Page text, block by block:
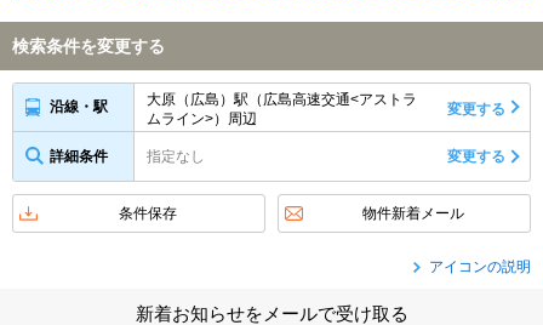
検索条件を変更する
沿線・駅
大原（広島）駅（広島高速交通<アストラ
ムライン>）周辺
変更する
詳細条件 指定なし 変更する
条件保存 物件新着メール
アイコンの説明
新着お知らせをメールで受け取る